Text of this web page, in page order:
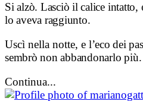
Si alzò. Lasciò il calice intatto,
lo aveva raggiunto.
Uscì nella notte, e l’eco dei
sembrò non abbandonarlo più.
Continua...